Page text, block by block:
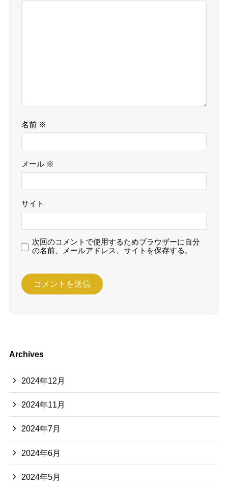
名前 ※
メール ※
サイト
次回のコメントで使用するためブラウザーに自分
の名前、メールアドレス、サイトを保存する。
Archives
2024年12月
2024年11月
2024年7月
2024年6月
2024年5月